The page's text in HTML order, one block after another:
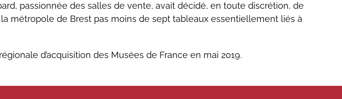
passionnée des salles de vente, avait décidé, en toute discrétion, de
métropole de Brest pas moins de sept tableaux essentiellement liés à
d’acquisition des Musées de France en mai 2019.